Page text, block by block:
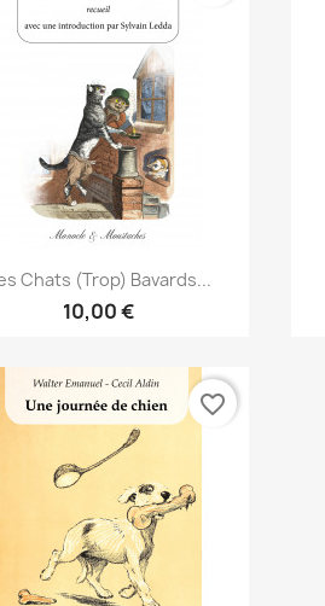
Aperçu rapide
Chats (trop) Bavards...
10,00 €
favorite_border